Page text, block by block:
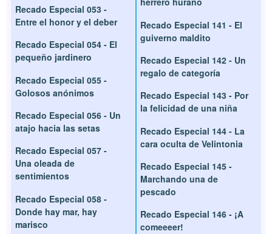
Recado Especial 053 -
Entre el honor y el deber
Recado Especial 054 - El
pequeño jardinero
Recado Especial 055 -
Golosos anónimos
Recado Especial 056 - Un
atajo hacia las setas
Recado Especial 057 -
Una oleada de
sentimientos
Recado Especial 058 -
Donde hay mar, hay
marisco
Recado Especial 141 - El
guiverno maldito
Recado Especial 142 - Un
regalo de categoría
Recado Especial 143 - Por
la felicidad de una niña
Recado Especial 144 - La
cara oculta de Velintonia
Recado Especial 145 -
Marchando una de
pescado
Recado Especial 146 - ¡A
comeeeer!